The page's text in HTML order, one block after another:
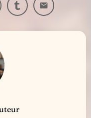
email